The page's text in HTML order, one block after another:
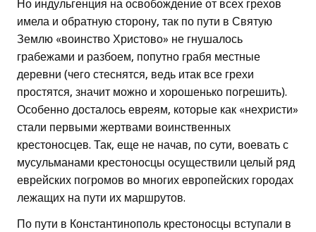
Но индульгенция на освобождение от всех грехов
имела и обратную сторону, так по пути в Святую
Землю «воинство Христово» не гнушалось
грабежами и разбоем, попутно грабя местные
деревни (чего стеснятся, ведь итак все грехи
простятся, значит можно и хорошенько погрешить).
Особенно досталось евреям, которые как «нехристи»
стали первыми жертвами воинственных
крестоносцев. Так, еще не начав, по сути, воевать с
мусульманами крестоносцы осуществили целый ряд
еврейских погромов во многих европейских городах
лежащих на пути их маршрутов.
По пути в Константинополь крестоносцы вступали в